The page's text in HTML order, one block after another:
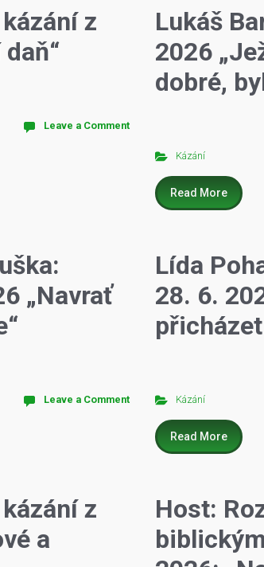
z
Leave a Comment
Lukáš
2026
dobré,
Kázání
Read More
„Navrať
Leave a Comment
Lída
28. 6.
Kázání
Read More
z
a
Host: